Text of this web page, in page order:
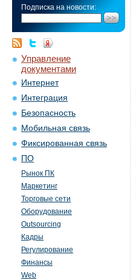
Подписка на новости:
Управление
документами
Интернет
Интеграция
Безопасность
Мобильная связь
Фиксированная связь
ПО
Рынок ПК
Маркетинг
Торговые сети
Оборудование
Outsourcing
Кадры
Регулирование
Финансы
Web